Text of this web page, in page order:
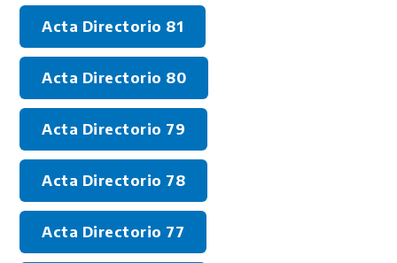
Acta Directorio 81
Acta Directorio 80
Acta Directorio 79
Acta Directorio 78
Acta Directorio 77